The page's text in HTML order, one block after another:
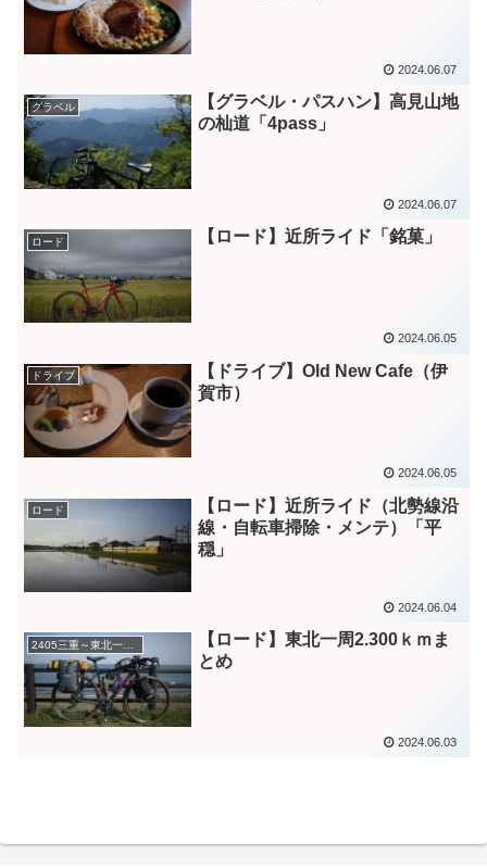
2024.06.07
グラベル
【グラベル・パスハン】高見山地
の杣道「4pass」
2024.06.07
ロード 【ロード】近所ライド「銘菓」
2024.06.05
ドライブ
【ドライブ】Old New Cafe（伊
賀市）
2024.06.05
ロード
【ロード】近所ライド（北勢線沿
線・自転車掃除・メンテ）「平
穏」
2024.06.04
2405三重～東北一周2.300ｋｍ
【ロード】東北一周2.300ｋｍま
とめ
2024.06.03